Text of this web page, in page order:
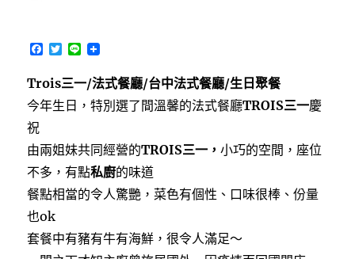
米
林
必
推
介〉
F
e
b
o
T
i
t
t
e
L
e
Trois三一/法式餐廳/台中法式餐廳/生日聚餐
今年生日，特別選了間溫馨的法式餐廳TROIS三一慶
祝
由兩姐妹共同經營的TROIS三一，小巧的空間，座位
不多，有點私廚的味道
餐點相當的令人驚艷，菜色有個性、口味很棒、份量
也ok
套餐中有豬有牛有海鮮，很令人滿足～